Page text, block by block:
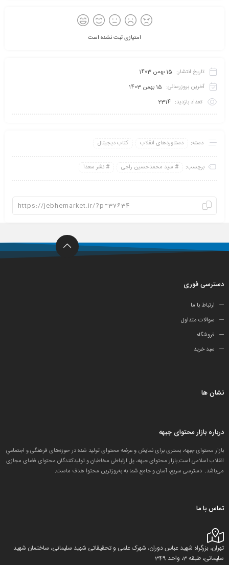
امتیازی ثبت نشده است
تاریخ انتشار: 15 بهمن 1403
آخرین بروزرسانی: 15 بهمن 1403
تعداد بازدید: 2314
دسته: دستاوردهای انقلاب کتاب دیجیتال
برچسب: سید محمدحسین راجی نشر سعدا
دسترسی فوری
ارتباط با ما
سوالات متداول
فروشگاه
سبد خرید
نشان ها
درباره بازار محتوای جبهه
بازار محتوای جبهه، بستری برای نمایش و عرضه محتوای تولید شده در حوزه‌های فرهنگی و اجتماعیِ
انقلاب اسلامی است.بازار محتوای جبهه، پل ارتباطی مخاطبان و تولید‌کنندگان محتوای فضای مجازی
می‌باشد. دسترسی سریع، آسان و جامع شما به به‌روزترین محتوا هدف ماست.
تماس با ما
تهران، بزرگراه شهید عباس دوران، شهرک علمی و تحقیقاتی شهید سلیمانی، ساختمان شهید
سلیمانی، طبقه 3، واحد 349